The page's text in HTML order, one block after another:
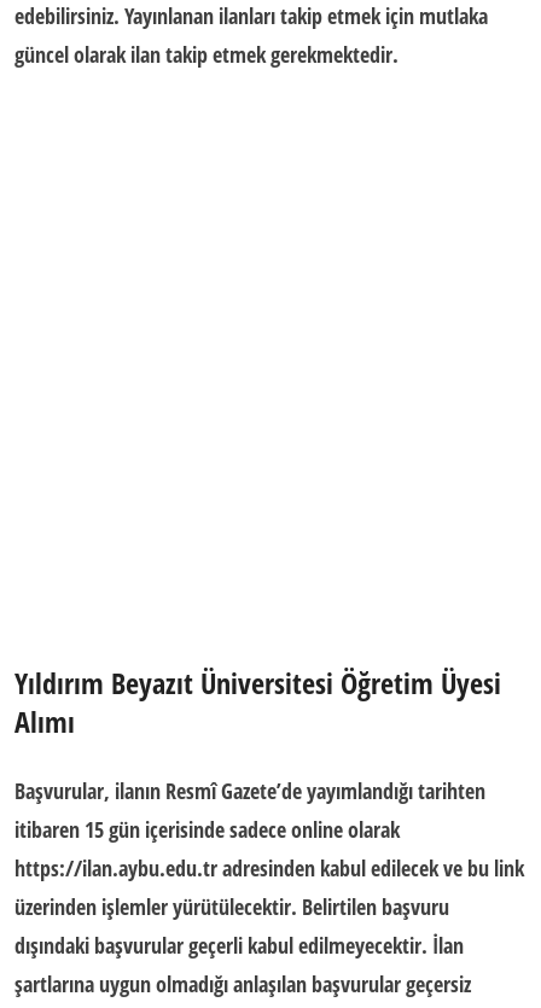
edebilirsiniz. Yayınlanan ilanları takip etmek için mutlaka
güncel olarak ilan takip etmek gerekmektedir.
Yıldırım Beyazıt Üniversitesi Öğretim Üyesi
Alımı
Başvurular, ilanın Resmî Gazete’de yayımlandığı tarihten
itibaren 15 gün içerisinde sadece online olarak
https://ilan.aybu.edu.tr adresinden kabul edilecek ve bu link
üzerinden işlemler yürütülecektir. Belirtilen başvuru
dışındaki başvurular geçerli kabul edilmeyecektir. İlan
şartlarına uygun olmadığı anlaşılan başvurular geçersiz